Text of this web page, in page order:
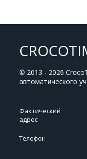
© 2013 - 2026
автоматического
Фактический
адрес
Телефон